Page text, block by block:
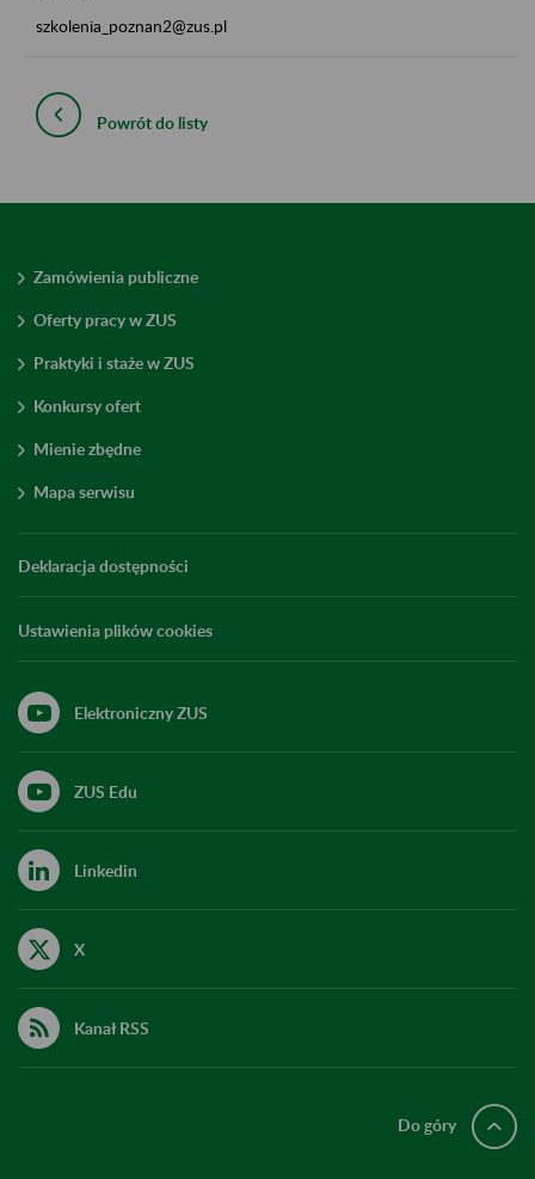
szkolenia_poznan2@zus.pl
Powrót do listy
Zamówienia publiczne
Oferty pracy w ZUS
Praktyki i staże w ZUS
Konkursy ofert
Mienie zbędne
Mapa serwisu
Deklaracja dostępności
Ustawienia plików cookies
Elektroniczny ZUS
ZUS Edu
Linkedin
X
Kanał RSS
Do góry